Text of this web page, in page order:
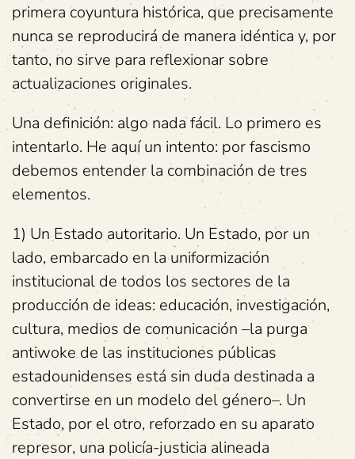
primera coyuntura histórica, que precisamente
nunca se reproducirá de manera idéntica y, por
tanto, no sirve para reflexionar sobre
actualizaciones originales.
Una definición: algo nada fácil. Lo primero es
intentarlo. He aquí un intento: por fascismo
debemos entender la combinación de tres
elementos.
1) Un Estado autoritario. Un Estado, por un
lado, embarcado en la uniformización
institucional de todos los sectores de la
producción de ideas: educación, investigación,
cultura, medios de comunicación –la purga
antiwoke de las instituciones públicas
estadounidenses está sin duda destinada a
convertirse en un modelo del género–. Un
Estado, por el otro, reforzado en su aparato
represor, una policía-justicia alineada